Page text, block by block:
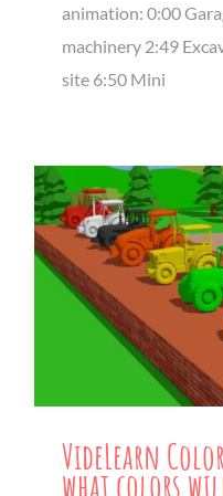
animation: 0:00
machinery 2:49
site 6:50 Mini
VideLearn
what colors